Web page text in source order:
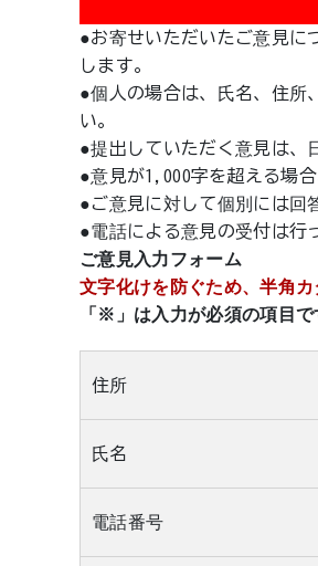
●お寄せいただいたご意見に
します。
●個人の場合は、氏名、住所
い。
●提出していただく意見は、
●意見が1,000字を超える場
●ご意見に対して個別には回
●電話による意見の受付は行
ご意見入力フォーム
文字化けを防ぐため、半角
「※」は入力が必須の項目で
住所
氏名
電話番号